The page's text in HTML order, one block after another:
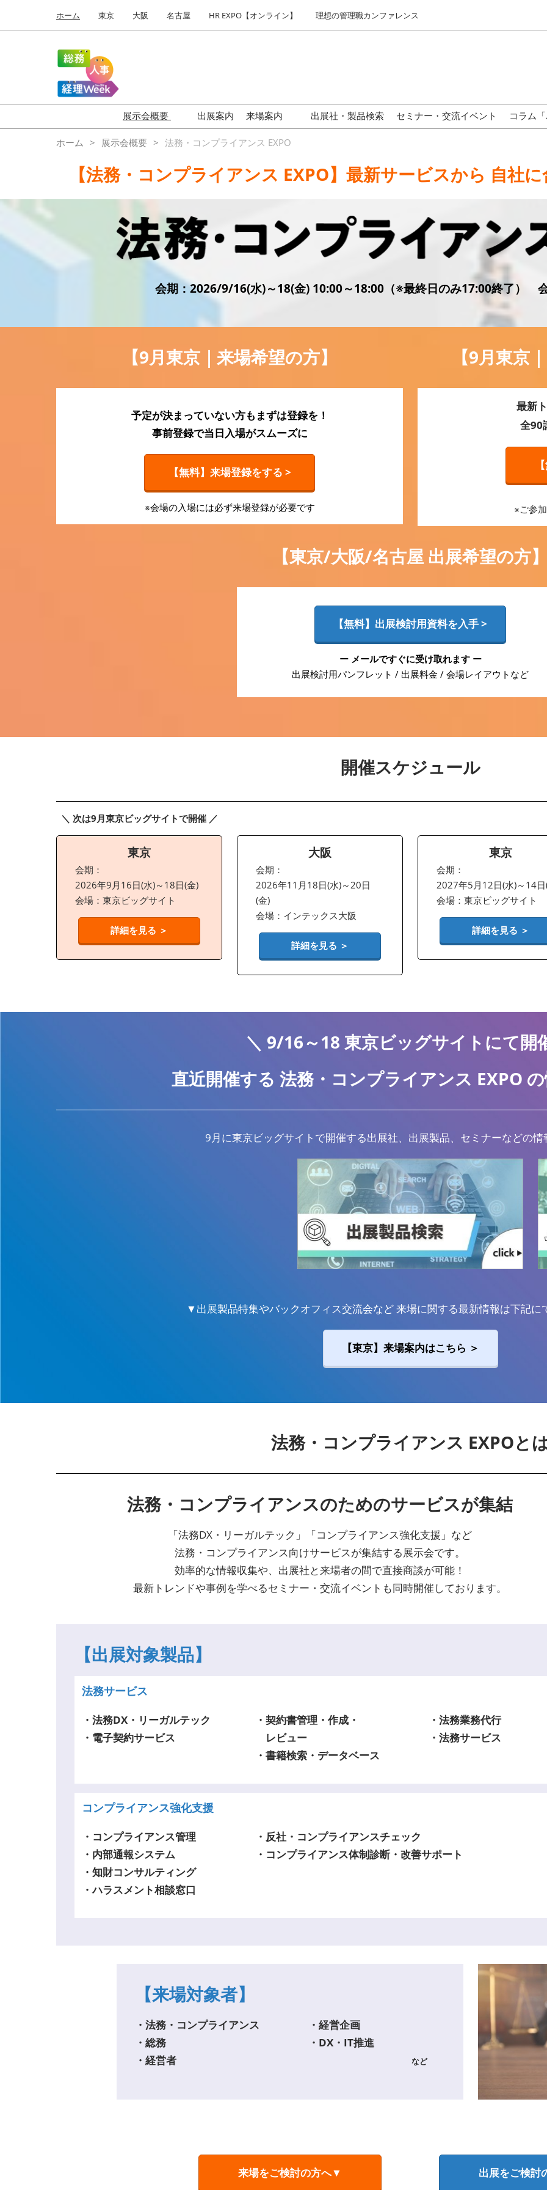
キ
プ
し
て
進
to
ホーム 東京 大阪 名古屋 HR EXPO【オンライン】 理想の管理職カンファレンス
展示会概要
HR EXPO
ワークプレイス改革 EXPO
福利厚生 EXPO
健康経営 EXPO
オフィス防災 EXPO
総務サービス EXPO
会計・財務 EXPO
オフィスAIエージェント
EXPO
出展案内
来場案内
【東京】来場案内
【名古屋】来場案内
バックオフィサーが集まる
ビジネスタウンとは
出展社・製品検索 セミナー・交流イベント コラム
ホーム 展示会概要 法務・コンプライアンス EXPO
【法務・コンプライアンス EXPO】最新サービスから 自社
会期：2026/9/16(水)～18(金) 10:00～18:00（※最終日のみ17:00終了）
【9月東京｜来場希望の方】
予定が決まっていない方もまずは登録を！
事前登録で当日入場がスムーズに
【無料】来場登録をする >
※会場の入場には必ず来場登録が必要です
【9月東京
最新
全90
※ご参
【東京/大阪/名古屋 出展希望の方
【無料】出展検討用資料を入手 >
ー メールですぐに受け取れます ー
出展検討用パンフレット / 出展料金 / 会場レイアウトなど
開催スケジュール
＼ 次は9月東京ビッグサイトで開催 ／
東京
会期：
2026年9月16日(水)～18日(金)
会場：東京ビッグサイト
詳細を見る ＞
大阪
会期：
2026年11月18日(水)～20日
(金)
会場：インテックス大阪
詳細を見る ＞
東京
会期：
2027年5月12日(水)～14日
会場：東京ビッグサイト
詳細を見る ＞
＼ 9/16～18 東京ビッグサイトにて開
直近開催する 法務・コンプライアンス EXPO
9月に東京ビッグサイトで開催する出展社、出展製品、セミナーなどの
▼出展製品特集やバックオフィス交流会など 来場に関する最新情報は下記
【東京】来場案内はこちら ＞
法務・コンプライアンス EXPOと
法務・コンプライアンスのためのサービスが集結
「法務DX・リーガルテック」「コンプライアンス強化支援」など
法務・コンプライアンス向けサービスが集結する展示会です。
効率的な情報収集や、出展社と来場者の間で直接商談が可能！
最新トレンドや事例を学べるセミナー・交流イベントも同時開催しております。
【出展対象製品】
法務サービス
・法務DX・リーガルテック
・電子契約サービス
・契約書管理・作成・
レビュー
・書籍検索・データベース
・法務業務代行
・法務サービス
コンプライアンス強化支援
・コンプライアンス管理
・内部通報システム
・知財コンサルティング
・ハラスメント相談窓口
・反社・コンプライアンスチェック
・コンプライアンス体制診断・改善サポート
【来場対象者】
・法務・コンプライアンス
・総務
・経営者
・経営企画
・DX・IT推進
など
来場をご検討の方へ▼ 出展をご検